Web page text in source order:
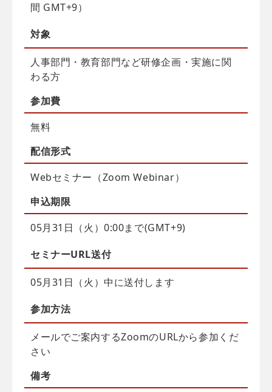
間 GMT+9）
対象
人事部門・教育部門など研修企画・実施に関
わる方
参加費
無料
配信形式
Webセミナー（Zoom Webinar）
申込期限
05月31日（火）0:00まで(GMT+9)
セミナーURL送付
05月31日（火）中に送付します
参加方法
メールでご案内するZoomのURLから参加くだ
さい
備考